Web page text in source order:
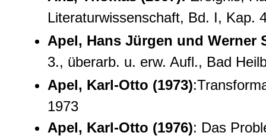
Literaturwissenschaft, Bd. I, Kap.
Apel, Hans Jürgen und Werner
3., überarb. u. erw. Aufl., Bad
Apel, Karl-Otto (1973)
1973
Apel, Karl-Otto (1976): Das